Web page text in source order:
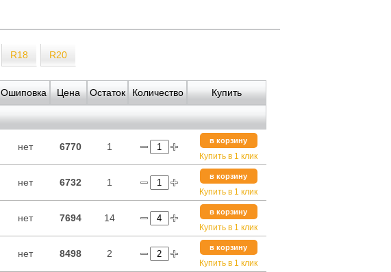
R18 R20
Ошиповка Цена Остаток Количество Купить
нет 6770 1
в корзину
Купить в 1 клик
нет 6732 1
в корзину
Купить в 1 клик
нет 7694 14
в корзину
Купить в 1 клик
нет 8498 2
в корзину
Купить в 1 клик